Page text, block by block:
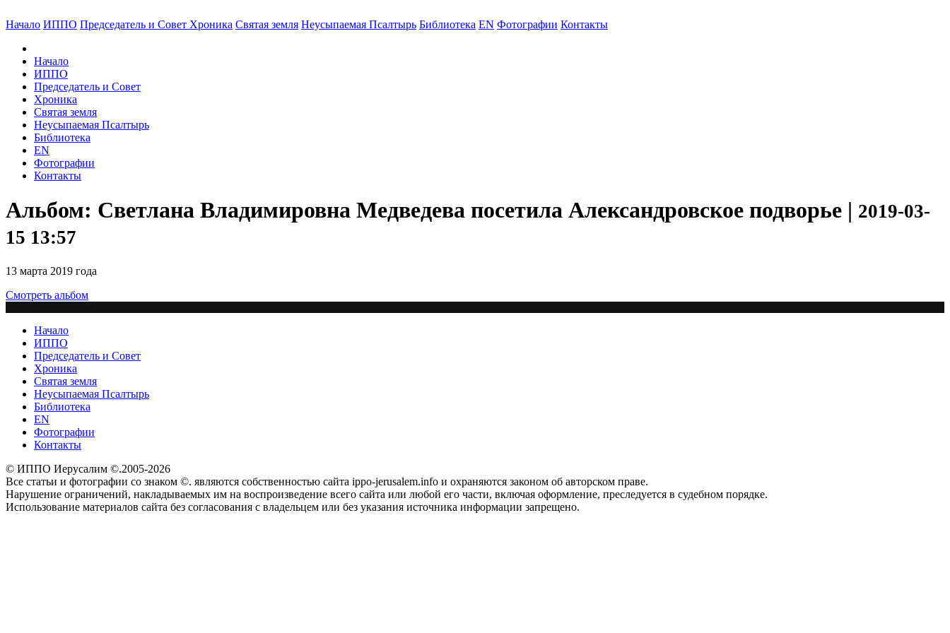
Начало ИППО Председатель и Совет Хроника Святая земля Неусыпаемая Псалтырь Библиотека EN Фотографии Контакты
Начало
ИППО
Председатель и Совет
Хроника
Святая земля
Неусыпаемая Псалтырь
Библиотека
EN
Фотографии
Контакты
Альбом: Светлана Владимировна Медведева посетила Александровское подворье | 2019-03-
15 13:57
13 марта 2019 года
Смотреть альбом
Начало
ИППО
Председатель и Совет
Хроника
Святая земля
Неусыпаемая Псалтырь
Библиотека
EN
Фотографии
Контакты
© ИППО Иерусалим ©.2005-2026
Все статьи и фотографии со знаком ©. являются собственностью сайта ippo-jerusalem.info и охраняются законом об авторском праве.
Нарушение ограничений, накладываемых им на воспроизведение всего сайта или любой его части, включая оформление, преследуется в судебном порядке.
Использование материалов сайта без согласования с владельцем или без указания источника информации запрещено.